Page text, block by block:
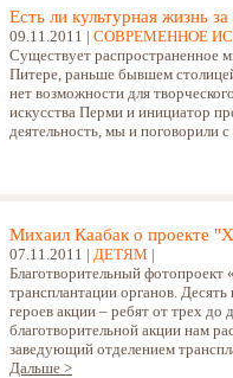
Есть ли культурная жизнь
09.11.2011 | СОВРЕМЕННОЕ
Существует распространенное
Питере, раньше бывшем
нет возможности для
искусства Перми и инициатор
деятельность, мы и поговорили
Михаил Каабак о проекте
07.11.2011 | ДЕТЯМ |
Благотворительный
трансплантации органов.
героев акции – ребят от трех
благотворительной акции нам
заведующий отделением
Дальше >